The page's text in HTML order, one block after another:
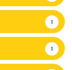
1
1